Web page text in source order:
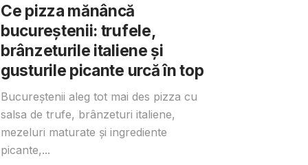
Ce pizza mănâncă
bucureștenii: trufele,
brânzeturile italiene și
gusturile picante urcă în top
Bucureștenii aleg tot mai des pizza cu
salsa de trufe, brânzeturi italiene,
mezeluri maturate și ingrediente
picante,...